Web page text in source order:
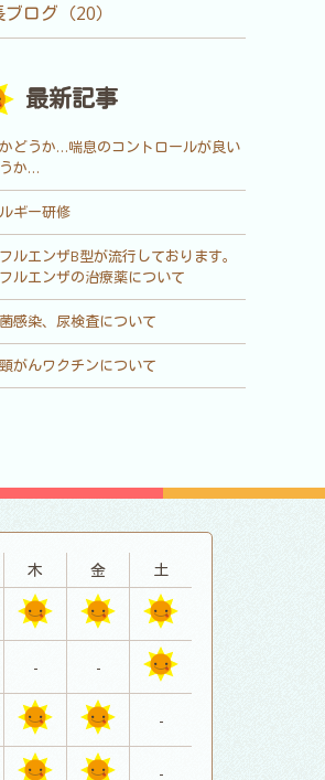
ログ（20）
最新記事
どうか…喘息のコントロールが良い
か…
ギー研修
ルエンザB型が流行しております。
ルエンザの治療薬について
感染、尿検査について
がんワクチンについて
木 金 土
- -
-
-